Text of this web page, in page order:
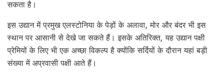
सकता है।
इस उद्यान में प्रमुख एलस्टोनिया के पेड़ों के अलावा, मोर और बंदर भी इस
स्थान पर आसानी से देखे जा सकते हैं। इसके अतिरिक्त, यह उद्यान पक्षी
प्रेमियों के लिए भी एक अच्छा विकल्प है क्योंकि सर्दियों के दौरान यहां बड़ी
संख्या में अप्रवासी पक्षी आते हैं।